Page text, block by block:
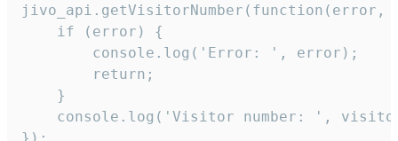
jivo_api.getVisitorNumber(function(error,
    if (error) {
        console.log('Error: ', error);
        return;
    }
console.log('Visitor number: ',